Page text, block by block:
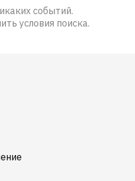
событий.
условия поиска.